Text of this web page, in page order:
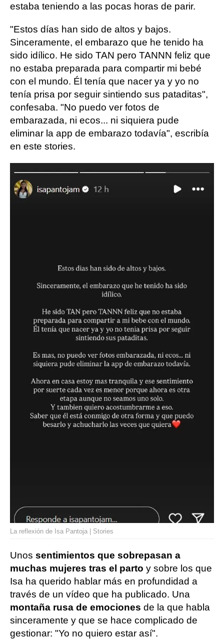
estaba teniendo a las pocas horas de parir.
"Estos días han sido de altos y bajos.
Sinceramente, el embarazo que he tenido ha
sido idílico. He sido TAN pero TANNN feliz que
no estaba preparada para compartir mi bebé
con el mundo. Él tenía que nacer ya y yo no
tenía prisa por seguir sintiendo sus pataditas",
confesaba. "No puedo ver fotos de
embarazada, ni ecos... ni siquiera pude
eliminar la app de embarazo todavía", escribía
en este stories.
La reflexión de Isa Pantoja | Stories
Unos sentimientos que sobrepasan a
muchas mujeres tras el parto y sobre los que
Isa ha querido hablar más en profundidad a
través de un vídeo que ha publicado. Una
montaña rusa de emociones de la que habla
sinceramente y que se hace complicado de
gestionar: "Yo no quiero estar así".